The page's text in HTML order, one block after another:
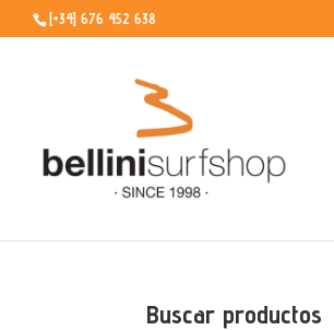
[+34] 676 452 638
Buscar productos